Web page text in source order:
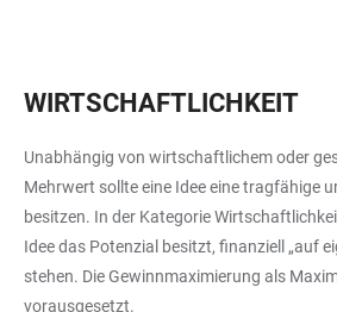
WIRTSCHAFTLICHKEIT
Unabhängig von wirtschaftlichem oder
Mehrwert sollte eine Idee eine tragfähige
besitzen. In der Kategorie
Idee das Potenzial besitzt, finanziell „auf
stehen. Die Gewinnmaximierung als
vorausgesetzt.